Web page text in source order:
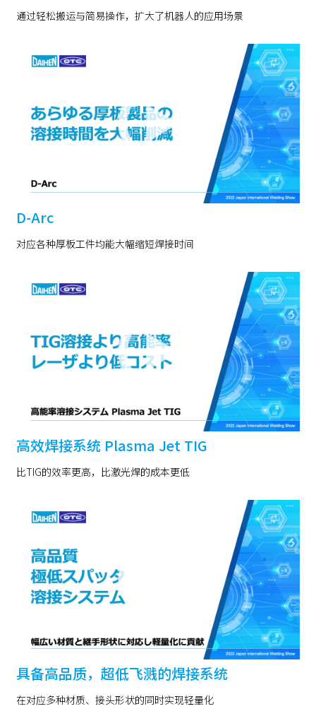
通过轻松搬运与简易操作，扩大了机器人的应用场景
D-Arc
对应各种厚板工件均能大幅缩短焊接时间
高效焊接系统 Plasma Jet TIG
比TIG的效率更高，比激光焊的成本更低
具备高品质，超低飞溅的焊接系统
在对应多种材质、接头形状的同时实现轻量化